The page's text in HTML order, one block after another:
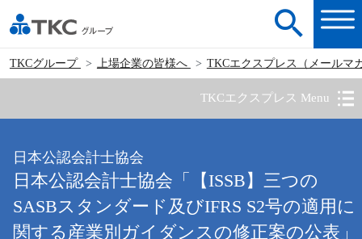
TKCグループ 上場企業の皆様へ TKCエクスプレス（メールマ
TKCエクスプレス Menu
日本公認会計士協会
日本公認会計士協会「【ISSB】三つの
SASBスタンダード及びIFRS S2号の適用に
関する産業別ガイダンスの修正案の公表」